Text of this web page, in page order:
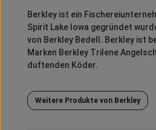
Berkleyist ein
Spirit Lake Iowa gegründet
von Berkley Bedell . Berkleyist
Marken Berkley Trilene
duftenden Köder.
Weitere Produkte von Berkley